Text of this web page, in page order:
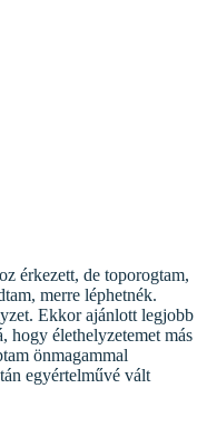
érkezett, de toporogtam,
merre léphetnék.
Ekkor ajánlott legjobb
hogy élethelyzetemet más
önmagammal
egyértelművé vált